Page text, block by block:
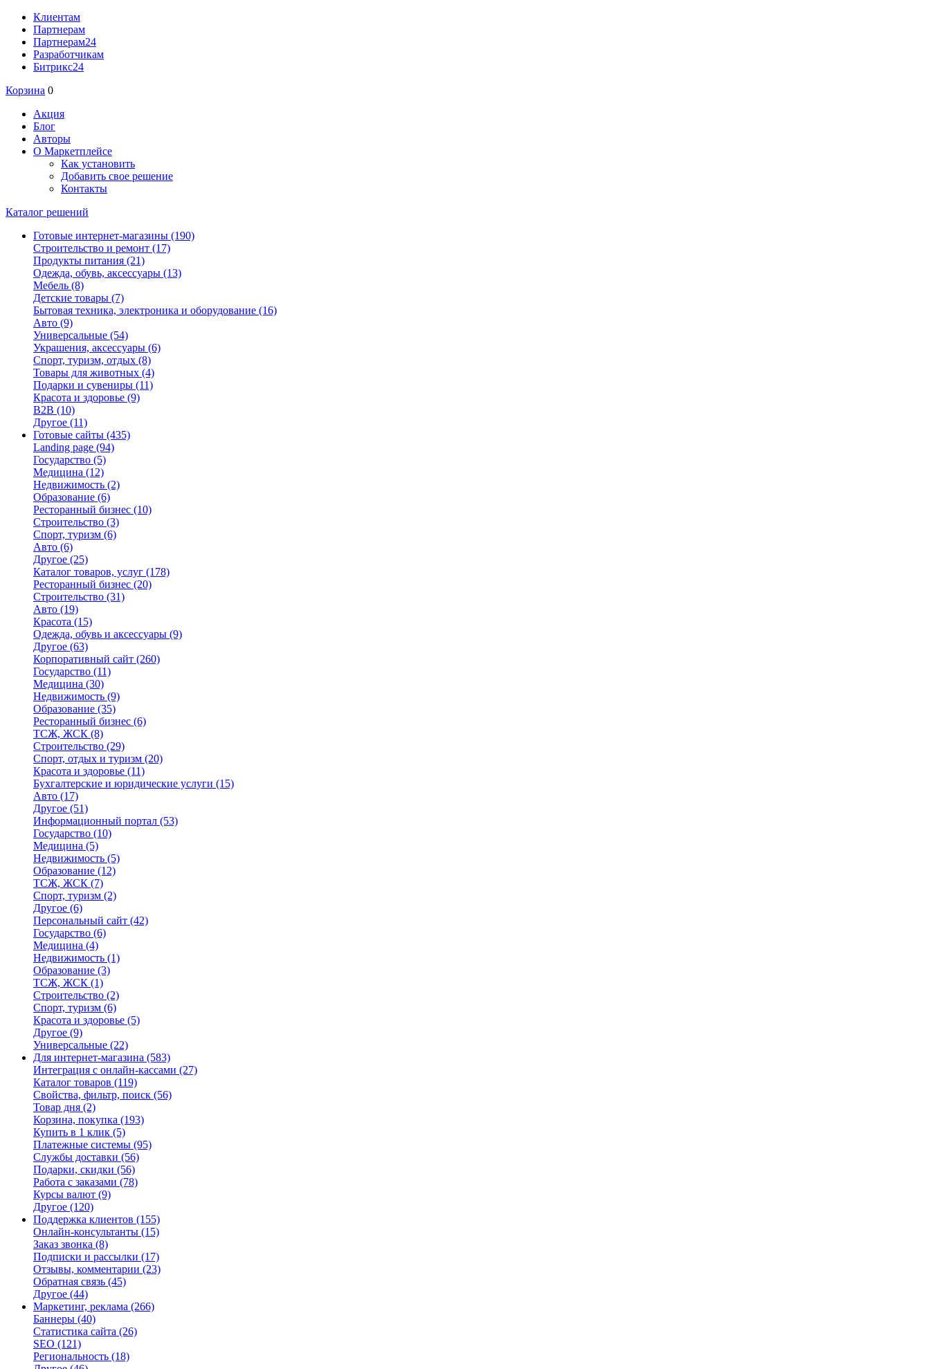
Клиентам
Партнерам
Партнерам24
Разработчикам
Битрикс24
Корзина 0
Акция
Блог
Авторы
О Маркетплейсе
Как установить
Добавить свое решение
Контакты
Каталог решений
Готовые интернет-магазины (190)
Строительство и ремонт (17)
Продукты питания (21)
Одежда, обувь, аксессуары (13)
Мебель (8)
Детские товары (7)
Бытовая техника, электроника и оборудование (16)
Авто (9)
Универсальные (54)
Украшения, аксессуары (6)
Спорт, туризм, отдых (8)
Товары для животных (4)
Подарки и сувениры (11)
Красота и здоровье (9)
B2B (10)
Другое (11)
Готовые сайты (435)
Landing page (94)
Государство (5)
Медицина (12)
Недвижимость (2)
Образование (6)
Ресторанный бизнес (10)
Строительство (3)
Спорт, туризм (6)
Авто (6)
Другое (25)
Каталог товаров, услуг (178)
Ресторанный бизнес (20)
Строительство (31)
Авто (19)
Красота (15)
Одежда, обувь и аксессуары (9)
Другое (63)
Корпоративный сайт (260)
Государство (11)
Медицина (30)
Недвижимость (9)
Образование (35)
Ресторанный бизнес (6)
ТСЖ, ЖСК (8)
Строительство (29)
Спорт, отдых и туризм (20)
Красота и здоровье (11)
Бухгалтерские и юридические услуги (15)
Авто (17)
Другое (51)
Информационный портал (53)
Государство (10)
Медицина (5)
Недвижимость (5)
Образование (12)
ТСЖ, ЖСК (7)
Спорт, туризм (2)
Другое (6)
Персональный сайт (42)
Государство (6)
Медицина (4)
Недвижимость (1)
Образование (3)
ТСЖ, ЖСК (1)
Строительство (2)
Спорт, туризм (6)
Красота и здоровье (5)
Другое (9)
Универсальные (22)
Для интернет-магазина (583)
Интеграция с онлайн-кассами (27)
Каталог товаров (119)
Свойства, фильтр, поиск (56)
Товар дня (2)
Корзина, покупка (193)
Купить в 1 клик (5)
Платежные системы (95)
Службы доставки (56)
Подарки, скидки (56)
Работа с заказами (78)
Курсы валют (9)
Другое (120)
Поддержка клиентов (155)
Онлайн-консультанты (15)
Заказ звонка (8)
Подписки и рассылки (17)
Отзывы, комментарии (23)
Обратная связь (45)
Другое (44)
Маркетинг, реклама (266)
Баннеры (40)
Статистика сайта (26)
SEO (121)
Региональность (18)